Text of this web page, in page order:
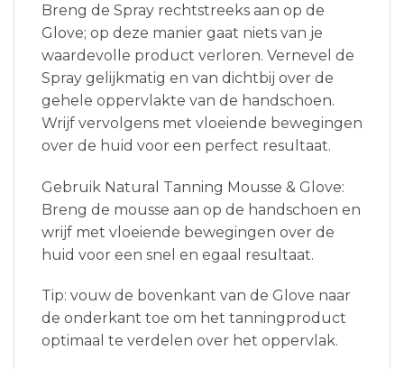
Breng de Spray rechtstreeks aan op de
Glove; op deze manier gaat niets van je
waardevolle product verloren. Vernevel de
Spray gelijkmatig en van dichtbij over de
gehele oppervlakte van de handschoen.
Wrijf vervolgens met vloeiende bewegingen
over de huid voor een perfect resultaat.
Gebruik Natural Tanning Mousse & Glove:
Breng de mousse aan op de handschoen en
wrijf met vloeiende bewegingen over de
huid voor een snel en egaal resultaat.
Tip: vouw de bovenkant van de Glove naar
de onderkant toe om het tanningproduct
optimaal te verdelen over het oppervlak.